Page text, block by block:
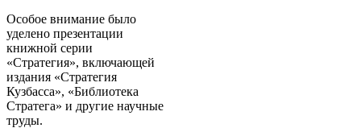
Особое внимание было
уделено презентации
книжной серии
«Стратегия», включающей
издания «Стратегия
Кузбасса», «Библиотека
Стратега» и другие научные
труды.